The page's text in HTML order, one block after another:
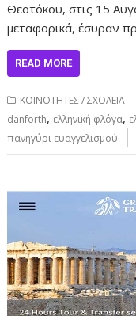
Θεοτόκου, στις 15
μεταφορικά, έσυραν
READ MORE
ΚΟΙΝΟΤΗΤΕΣ / ΣΧΟΛΕΙΑ
danforth, ελληνική φλόγα,
πανηγύρι ευαγγελισμού